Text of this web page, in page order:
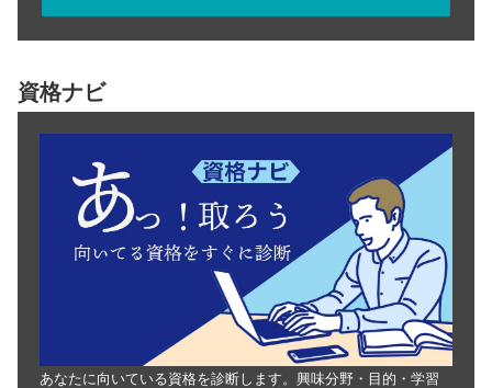
資格ナビ
あなたに向いている資格を診断します。興味分野・目的・学習